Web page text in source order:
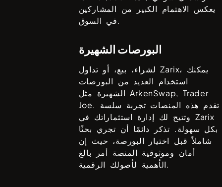
يعكس الاهتمام الكبير من المشاركين
في السوق.
البورصات الشهيرة
لشراء، بيع، أو تداولZarix، يمكنك
استخدام العديد من البورصات
الشهيرة مثلArkenSwap, Trader
Joe. تقدم هذه المنصات تجربة سلسة
Zarix
بكل سهولة. تذكر دائمًا أن تجري بحثًا
شاملاً قبل اختيار البورصة، حيث إن
أمان وموثوقية المنصة أمر بالغ
الأهمية لأصولك الرقمية.